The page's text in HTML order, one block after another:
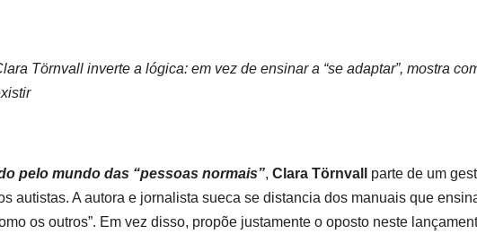
Törnvall inverte a lógica: em vez de ensinar a “se adaptar”, mostra
pelo mundo das “pessoas normais”, Clara Törnvall
parte de um
autistas. A autora e jornalista sueca se distancia dos manuais que
os outros”. Em vez disso, propõe justamente o oposto neste